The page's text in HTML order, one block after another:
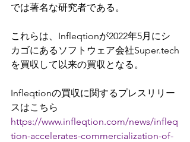
では著名な研究者である。
これらは、Infleqtionが2022年5月にシ
カゴにあるソフトウェア会社Super.tech
を買収して以来の買収となる。
Infleqtionの買収に関するプレスリリー
スはこちら
https://www.infleqtion.com/news/infleq
tion-accelerates-commercialization-of-